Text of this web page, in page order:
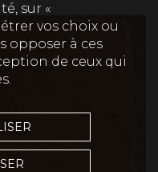
sur «
vos choix ou
opposer à ces
de ceux qui